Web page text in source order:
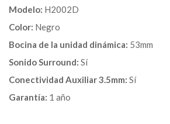
Modelo: H2002D
Color: Negro
Bocina de la unidad dinámica: 53mm
Sonido Surround: Sí
Conectividad Auxiliar 3.5mm: Sí
Garantía: 1 año